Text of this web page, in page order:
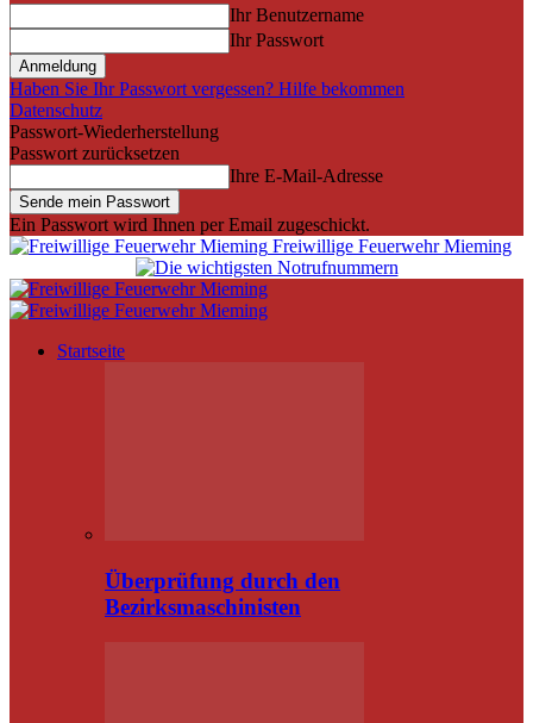
Ihr Benutzername
Ihr Passwort
Haben Sie Ihr Passwort vergessen? Hilfe bekommen
Datenschutz
Passwort-Wiederherstellung
Passwort zurücksetzen
Ihre E-Mail-Adresse
Ein Passwort wird Ihnen per Email zugeschickt.
Freiwillige Feuerwehr Mieming
Startseite
Überprüfung durch den
Bezirksmaschinisten